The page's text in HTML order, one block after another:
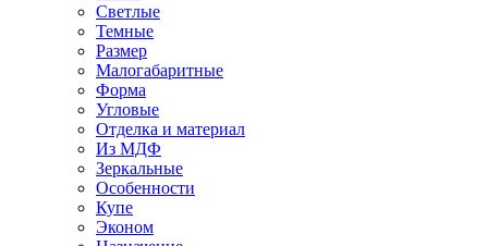
Светлые
Темные
Размер
Малогабаритные
Форма
Угловые
Отделка и материал
Из МДФ
Зеркальные
Особенности
Купе
Эконом